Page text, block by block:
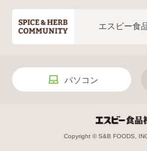
エスビー食
パソコン
Copyright © S&B FOODS,